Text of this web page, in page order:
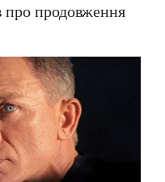
про продовження